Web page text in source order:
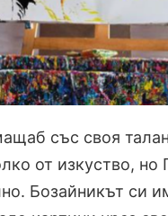
със своя
от изкуство, но
Бозайникът си